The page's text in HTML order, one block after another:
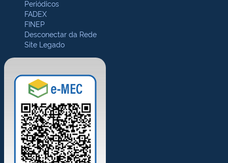
Periódicos
FADEX
FINEP
Desconectar da Rede
Site Legado